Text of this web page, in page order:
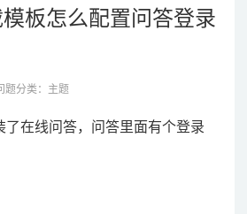
板怎么配置问答登录
题分类： 主题
在线问答，问答里面有个登录